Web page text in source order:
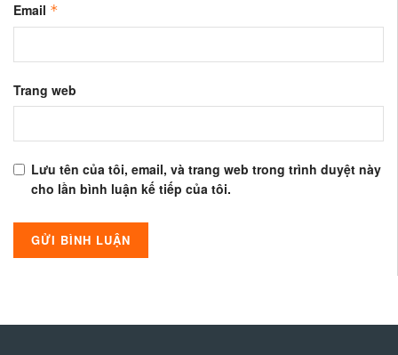
Email *
Trang web
Lưu tên của tôi, email, và trang web trong trình duyệt này
cho lần bình luận kế tiếp của tôi.